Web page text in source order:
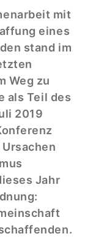
mit
eines
stand im
Weg zu
als Teil des
2019
Jahr